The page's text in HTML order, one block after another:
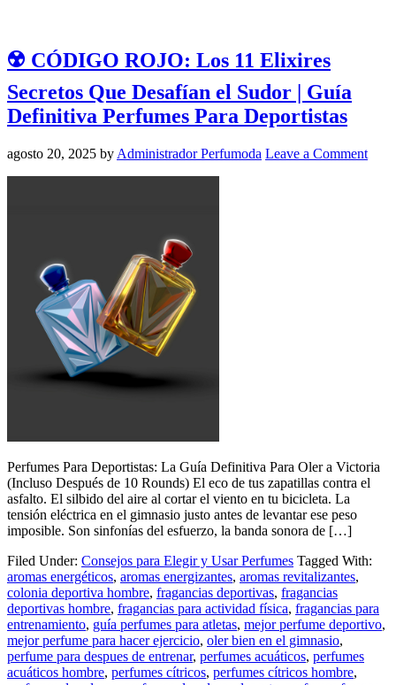
☢️ CÓDIGO ROJO: Los 11 Elixires
Secretos Que Desafían el Sudor | Guía
Definitiva Perfumes Para Deportistas
agosto 20, 2025 by Administrador Perfumoda Leave a Comment
Perfumes Para Deportistas: La Guía Definitiva Para Oler a Victoria
(Incluso Después de 10 Rounds) El eco de tus zapatillas contra el
asfalto. El silbido del aire al cortar el viento en tu bicicleta. La
tensión eléctrica en el gimnasio justo antes de levantar ese peso
imposible. Son sinfonías del esfuerzo, la banda sonora de […]
Filed Under: Consejos para Elegir y Usar Perfumes Tagged With:
aromas energéticos, aromas energizantes, aromas revitalizantes,
colonia deportiva hombre, fragancias deportivas, fragancias
deportivas hombre, fragancias para actividad física, fragancias para
entrenamiento, guía perfumes para atletas, mejor perfume deportivo,
mejor perfume para hacer ejercicio, oler bien en el gimnasio,
perfume para despues de entrenar, perfumes acuáticos, perfumes
acuáticos hombre, perfumes cítricos, perfumes cítricos hombre,